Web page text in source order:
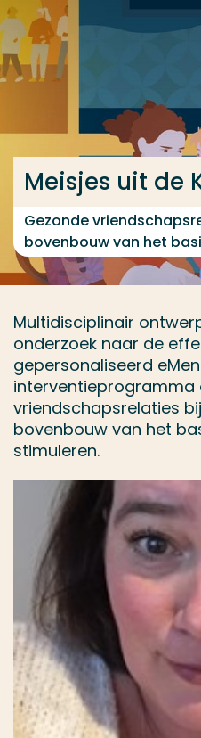
Ga direct naar de content
... > Meisjes uit de Knoei
Meisjes uit de
Gezonde
bovenbouw van het
Multidisciplinair
onderzoek naar de
gepersonaliseerd
interventieprogramma
vriendschapsrelaties
bovenbouw van het
stimuleren.
Opleiding
Contact